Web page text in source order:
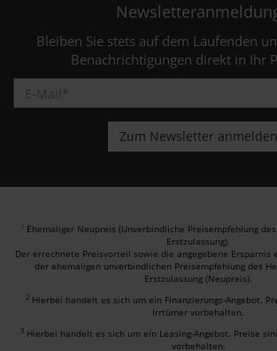
Bleiben Sie stets auf dem Laufenden
Benachrichtigungen direkt in Ihr
1 Ehemaliger Neupreis (Unverbindliche Preisempfehlung
Erstzulassung).
Der errechnete Preisvorteil sowie die angegebene Ersparnis
der ehemaligen unverbindlichen Preisempfehlung des
Erstzulassung (Neupreis).
2 Hierbei handelt es sich um ein Finanzierungs-Angebot.
Irrtümer vorbehalten.
3 Hierbei handelt es sich um ein Leasing-Angebot. Preise
vorbehalten.